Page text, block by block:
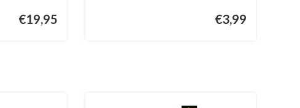
€19,95 €3,99